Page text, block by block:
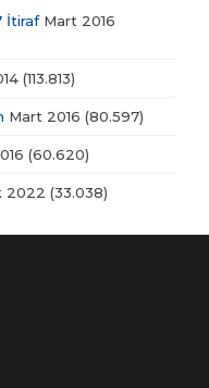
İtirafMart 2016
(113.813)
Mart 2016 (80.597)
(60.620)
2022 (33.038)